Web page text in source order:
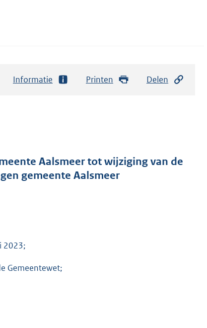
Informatie Printen Delen
Aalsmeer tot wijziging van de
gemeente Aalsmeer
2023;
Gemeentewet;